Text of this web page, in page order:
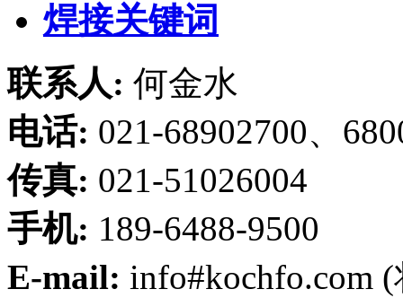
焊接关键词
联系人: 何金水
电话: 021-68902700、
传真: 021-51026004
手机: 189-6488-9500
E-mail: info#kochfo.com